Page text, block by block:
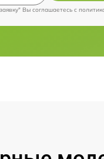
Вы соглашаетесь c